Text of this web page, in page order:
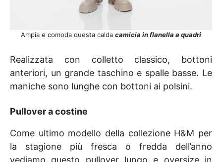
Ampia e comoda questa calda camicia in flanella a quadri
Realizzata con colletto classico, bottoni
anteriori, un grande taschino e spalle basse. Le
maniche sono lunghe con bottoni ai polsini.
Pullover a costine
Come ultimo modello della collezione H&M per
la stagione più fresca o fredda dell’anno
vediamo questo pullover lungo e oversize in